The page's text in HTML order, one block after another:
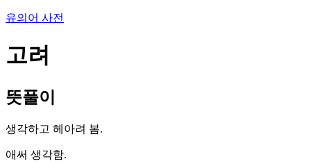
유의어 사전
고려
뜻풀이
생각하고 헤아려 봄.
애써 생각함.